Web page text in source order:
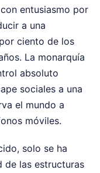
entusiasmo por
a una
ciento de los
La monarquía
absoluto
sociales a una
el mundo a
móviles.
solo se ha
de las estructuras